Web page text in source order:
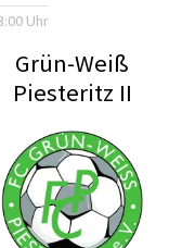
Uhr
Grün-Weiß
Piesteritz II